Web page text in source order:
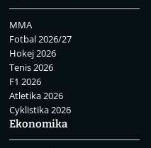
MMA
Fotbal 2026/27
Hokej 2026
Tenis 2026
F1 2026
Atletika 2026
Cyklistika 2026
Ekonomika